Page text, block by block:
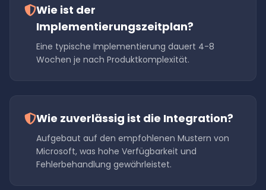
Wie ist der
Implementierungszeitplan?
Eine typische Implementierung dauert 4-8
Wochen je nach Produktkomplexität.
Wie zuverlässig ist die Integration?
Aufgebaut auf den empfohlenen Mustern von
Microsoft, was hohe Verfügbarkeit und
Fehlerbehandlung gewährleistet.